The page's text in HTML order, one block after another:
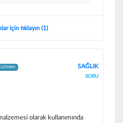
için tıklayın (1)
UZMAN SAĞLIK
SORU
olarak kullanımında